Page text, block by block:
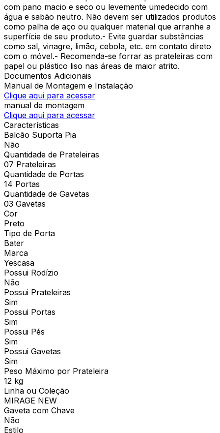
com pano macio e seco ou levemente umedecido com
água e sabão neutro. Não devem ser utilizados produtos
como palha de aço ou qualquer material que arranhe a
superfície de seu produto.- Evite guardar substâncias
como sal, vinagre, limão, cebola, etc. em contato direto
com o móvel.- Recomenda-se forrar as prateleiras com
papel ou plástico liso nas áreas de maior atrito.
Documentos Adicionais
Manual de Montagem e Instalação
Clique aqui para acessar
manual de montagem
Clique aqui para acessar
Características
Balcão Suporta Pia
Não
Quantidade de Prateleiras
07 Prateleiras
Quantidade de Portas
14 Portas
Quantidade de Gavetas
03 Gavetas
Cor
Preto
Tipo de Porta
Bater
Marca
Yescasa
Possui Rodízio
Não
Possui Prateleiras
Sim
Possui Portas
Sim
Possui Pés
Sim
Possui Gavetas
Sim
Peso Máximo por Prateleira
12 kg
Linha ou Coleção
MIRAGE NEW
Gaveta com Chave
Não
Estilo